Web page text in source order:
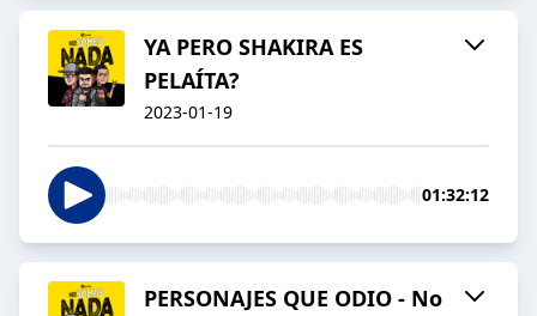
YA PERO SHAKIRA ES
PELAÍTA?
2023-01-19
01:32:12
PERSONAJES QUE ODIO - No